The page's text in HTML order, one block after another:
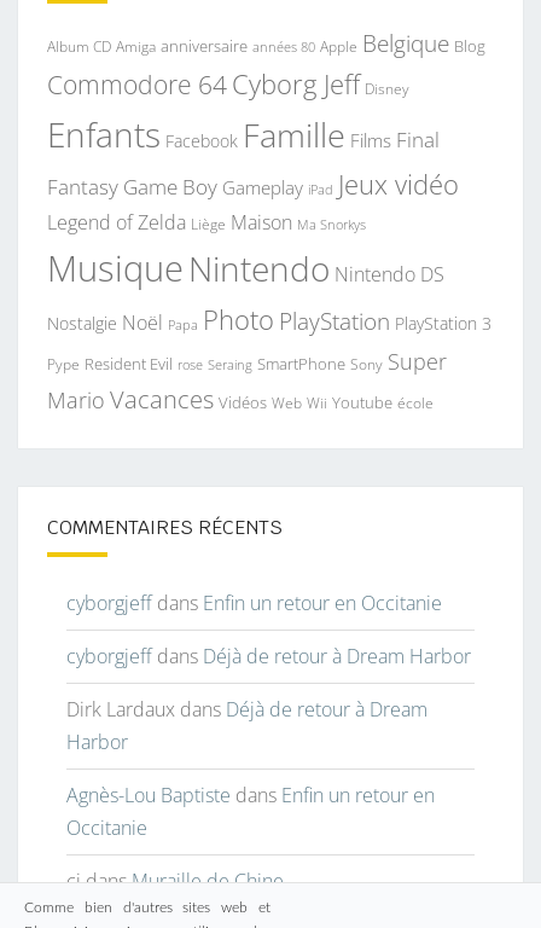
Album CD Amiga anniversaire années 80 Apple Belgique Blog
Commodore 64Cyborg Jeff Disney
Enfants Facebook Famille Films Final
Fantasy Game Boy Gameplay iPad Jeux vidéo
Legend of Zelda Liège Maison Ma Snorkys
MusiqueNintendo Nintendo DS
Nostalgie Noël Papa Photo PlayStation PlayStation 3
Pype Resident Evil rose Seraing SmartPhone Sony Super
Mario Vacances Vidéos Web Wii Youtube école
COMMENTAIRES RÉCENTS
cyborgjeffdans Enfin un retour en Occitanie
cyborgjeffdans Déjà de retour à Dream Harbor
Dirk Lardaux dans Déjà de retour à Dream
Harbor
Agnès-Lou Baptiste dans Enfin un retour en
Occitanie
cjdansMuraille de Chine
Comme bien d'autres sites web et